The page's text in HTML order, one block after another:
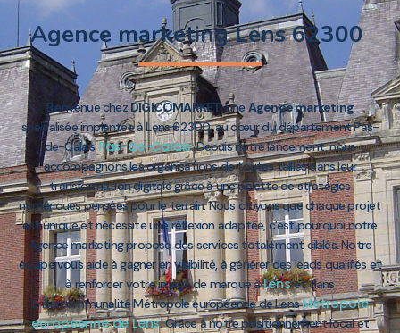
Agence marketing Lens 62300
Bienvenue chez DIGICOMARKET, une Agence marketing
spécialisée implantée à Lens 62300, au cœur du département Pas-
de-CalaisPas-de-Calais. Depuis notre lancement, nous
accompagnons les organisations de toutes tailles dans leur
transformation digitale grâce à une palette de stratégies
numériques pensées pour le terrain. Nous croyons que chaque projet
est unique et nécessite une réflexion adaptée, c’est pourquoi notre
Agence marketing propose des services totalement ciblés. Notre
équipe vous aide à gagner en visibilité, à générer des leads qualifiés et
à renforcer votre image de marque àLenset dans
l’intercommunalité Métropole européenne de LensMétropole
européenne de Lens. Grâce à notre positionnement local et